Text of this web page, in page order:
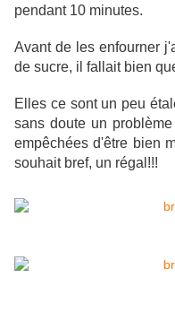
pendant 10 minutes.
Avant de les enfourner
de sucre, il fallait bien
Elles ce sont un peu
sans doute un
empêchées d'être bien
souhait bref, un régal!!!